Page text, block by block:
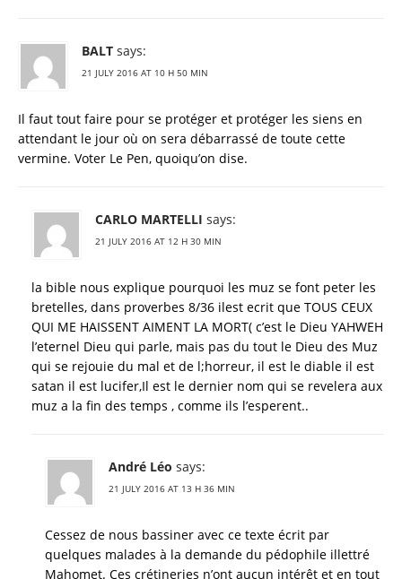
BALT says:
21 JULY 2016 AT 10 H 50 MIN
Il faut tout faire pour se protéger et protéger les siens en
attendant le jour où on sera débarrassé de toute cette
vermine. Voter Le Pen, quoiqu’on dise.
CARLO MARTELLI says:
21 JULY 2016 AT 12 H 30 MIN
la bible nous explique pourquoi les muz se font peter les
bretelles, dans proverbes 8/36 ilest ecrit que TOUS CEUX
QUI ME HAISSENT AIMENT LA MORT( c’est le Dieu YAHWEH
l’eternel Dieu qui parle, mais pas du tout le Dieu des Muz
qui se rejouie du mal et de l;horreur, il est le diable il est
satan il est lucifer,Il est le dernier nom qui se revelera aux
muz a la fin des temps , comme ils l’esperent..
André Léo says:
21 JULY 2016 AT 13 H 36 MIN
Cessez de nous bassiner avec ce texte écrit par
quelques malades à la demande du pédophile illettré
Mahomet. Ces crétineries n’ont aucun intérêt et en tout